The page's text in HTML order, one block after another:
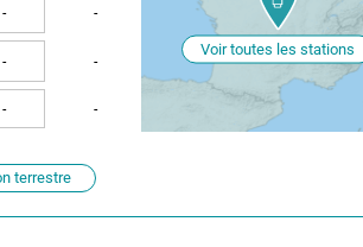
- -
- -
- -
Voir toutes les stations
terrestre